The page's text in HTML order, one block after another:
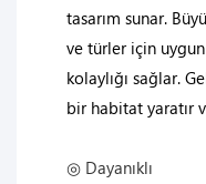
tasarım sunar.
ve türler için uygun
kolaylığı sağlar.
bir habitat yaratır
◎ Dayanıklı